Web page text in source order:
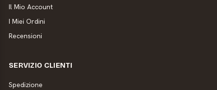
Il Mio Account
I Miei Ordini
Recensioni
SERVIZIO CLIENTI
Spedizione